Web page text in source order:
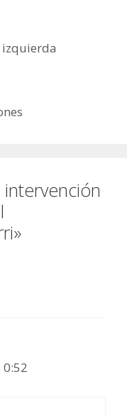
izquierda